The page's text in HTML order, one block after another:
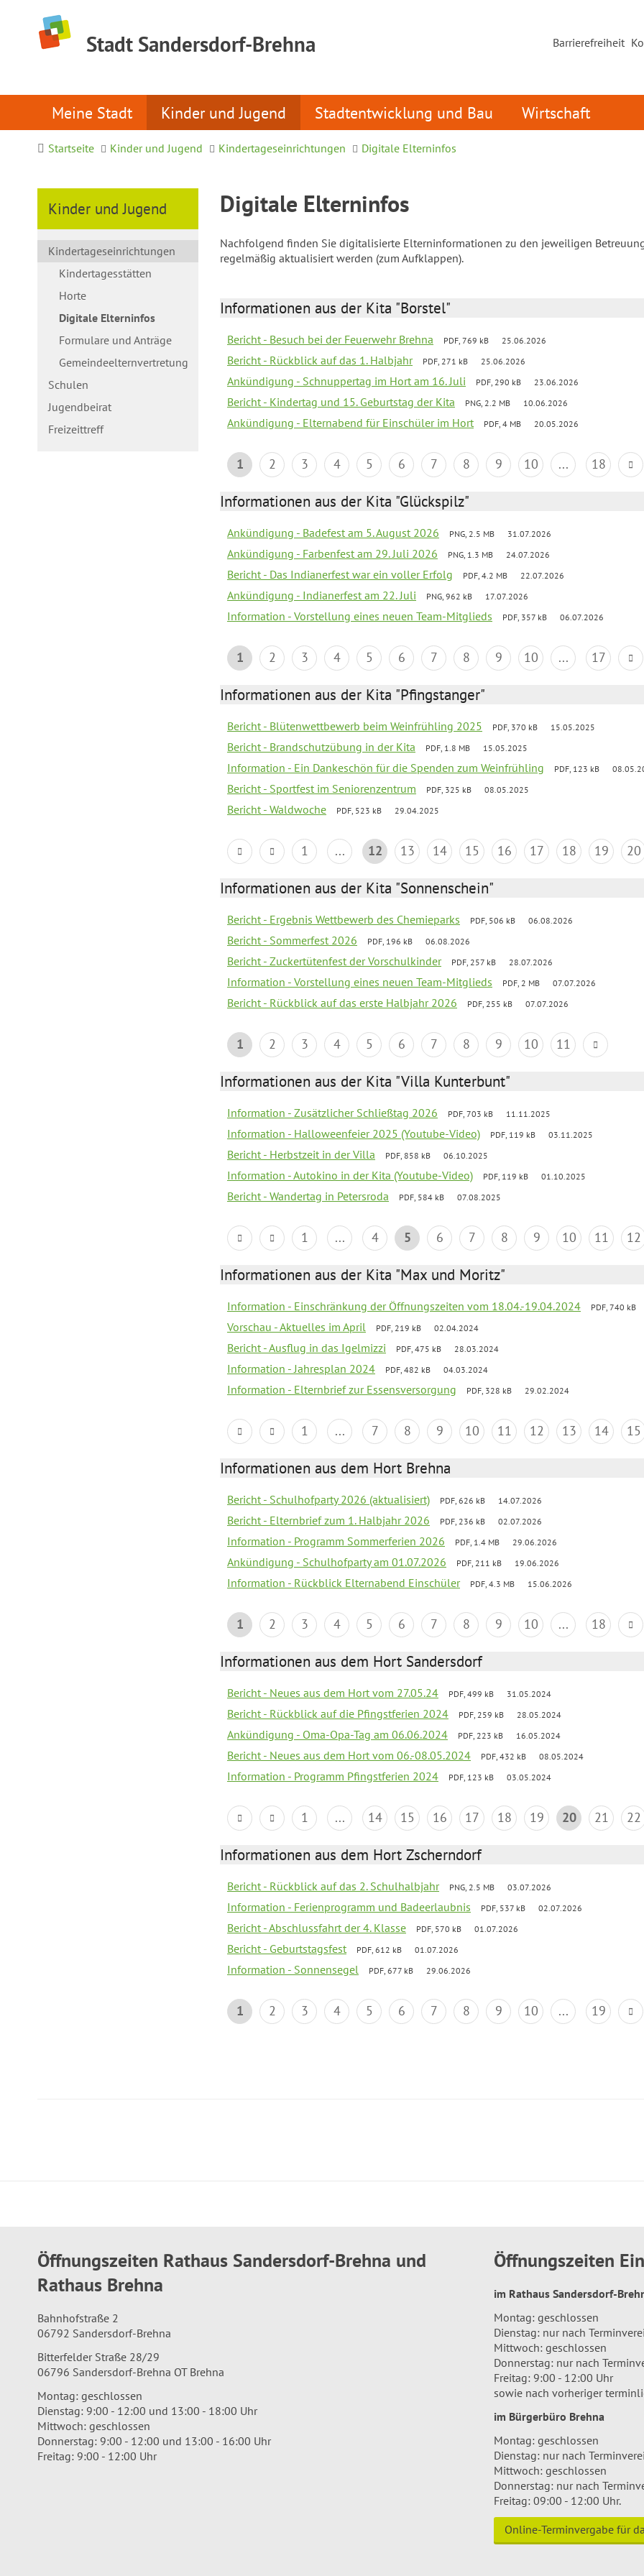
Stadt Sandersdorf-Brehna Barrierefreiheit
Meine Stadt Kinder und Jugend Stadtentwicklung und Bau Wirtschaft
Startseite Kinder und Jugend Kindertageseinrichtungen Digitale Elterninfos
Kinder und Jugend
Kindertageseinrichtungen
Kindertagesstätten
Horte
Digitale Elterninfos
Formulare und Anträge
Gemeindeelternvertretung
Schulen
Jugendbeirat
Freizeittreff
Digitale Elterninfos
Nachfolgend finden Sie digitalisierte Elterninformationen zu den jeweiligen
regelmäßig aktualisiert werden (zum Aufklappen).
Informationen aus der Kita "Borstel"
Bericht - Besuch bei der Feuerwehr Brehna PDF, 769 kB 25.06.2026
Bericht - Rückblick auf das 1. Halbjahr PDF, 271 kB 25.06.2026
Ankündigung - Schnuppertag im Hort am 16. Juli PDF, 290 kB 23.06.2026
Bericht - Kindertag und 15. Geburtstag der Kita PNG, 2.2 MB 10.06.2026
Ankündigung - Elternabend für Einschüler im Hort PDF, 4 MB 20.05.2026
1 2 3 4 5 6 7 8 9 10 ... 18
Informationen aus der Kita "Glückspilz"
Ankündigung - Badefest am 5. August 2026 PNG, 2.5 MB 31.07.2026
Ankündigung - Farbenfest am 29. Juli 2026 PNG, 1.3 MB 24.07.2026
Bericht - Das Indianerfest war ein voller Erfolg PDF, 4.2 MB 22.07.2026
Ankündigung - Indianerfest am 22. Juli PNG, 962 kB 17.07.2026
Information - Vorstellung eines neuen Team-Mitglieds PDF, 357 kB 06.07.2026
1 2 3 4 5 6 7 8 9 10 ... 17
Informationen aus der Kita "Pfingstanger"
Bericht - Blütenwettbewerb beim Weinfrühling 2025 PDF, 370 kB 15.05.2025
Bericht - Brandschutzübung in der Kita PDF, 1.8 MB 15.05.2025
Information - Ein Dankeschön für die Spenden zum Weinfrühling PDF, 123 kB
Bericht - Sportfest im Seniorenzentrum PDF, 325 kB 08.05.2025
Bericht - Waldwoche PDF, 523 kB 29.04.2025
1 ... 12 13 14 15 16 17 18 19 20
Informationen aus der Kita "Sonnenschein"
Bericht - Ergebnis Wettbewerb des Chemieparks PDF, 506 kB 06.08.2026
Bericht - Sommerfest 2026 PDF, 196 kB 06.08.2026
Bericht - Zuckertütenfest der Vorschulkinder PDF, 257 kB 28.07.2026
Information - Vorstellung eines neuen Team-Mitglieds PDF, 2 MB 07.07.2026
Bericht - Rückblick auf das erste Halbjahr 2026 PDF, 255 kB 07.07.2026
1 2 3 4 5 6 7 8 9 10 11
Informationen aus der Kita "Villa Kunterbunt"
Information - Zusätzlicher Schließtag 2026 PDF, 703 kB 11.11.2025
Information - Halloweenfeier 2025 (Youtube-Video) PDF, 119 kB 03.11.2025
Bericht - Herbstzeit in der Villa PDF, 858 kB 06.10.2025
Information - Autokino in der Kita (Youtube-Video) PDF, 119 kB 01.10.2025
Bericht - Wandertag in Petersroda PDF, 584 kB 07.08.2025
1 ... 4 5 6 7 8 9 10 11 12
Informationen aus der Kita "Max und Moritz"
Information - Einschränkung der Öffnungszeiten vom 18.04.-19.04.2024 PDF, 740 kB
Vorschau - Aktuelles im April PDF, 219 kB 02.04.2024
Bericht - Ausflug in das Igelmizzi PDF, 475 kB 28.03.2024
Information - Jahresplan 2024 PDF, 482 kB 04.03.2024
Information - Elternbrief zur Essensversorgung PDF, 328 kB 29.02.2024
1 ... 7 8 9 10 11 12 13 14 15
Informationen aus dem Hort Brehna
Bericht - Schulhofparty 2026 (aktualisiert) PDF, 626 kB 14.07.2026
Bericht - Elternbrief zum 1. Halbjahr 2026 PDF, 236 kB 02.07.2026
Information - Programm Sommerferien 2026 PDF, 1.4 MB 29.06.2026
Ankündigung - Schulhofparty am 01.07.2026 PDF, 211 kB 19.06.2026
Information - Rückblick Elternabend Einschüler PDF, 4.3 MB 15.06.2026
1 2 3 4 5 6 7 8 9 10 ... 18
Informationen aus dem Hort Sandersdorf
Bericht - Neues aus dem Hort vom 27.05.24 PDF, 499 kB 31.05.2024
Bericht - Rückblick auf die Pfingstferien 2024 PDF, 259 kB 28.05.2024
Ankündigung - Oma-Opa-Tag am 06.06.2024 PDF, 223 kB 16.05.2024
Bericht - Neues aus dem Hort vom 06.-08.05.2024 PDF, 432 kB 08.05.2024
Information - Programm Pfingstferien 2024 PDF, 123 kB 03.05.2024
1 ... 14 15 16 17 18 19 20 21 22
Informationen aus dem Hort Zscherndorf
Bericht - Rückblick auf das 2. Schulhalbjahr PNG, 2.5 MB 03.07.2026
Information - Ferienprogramm und Badeerlaubnis PDF, 537 kB 02.07.2026
Bericht - Abschlussfahrt der 4. Klasse PDF, 570 kB 01.07.2026
Bericht - Geburtstagsfest PDF, 612 kB 01.07.2026
Information - Sonnensegel PDF, 677 kB 29.06.2026
1 2 3 4 5 6 7 8 9 10 ... 19
Öffnungszeiten Rathaus Sandersdorf-Brehna und
Rathaus Brehna
Bahnhofstraße 2
06792 Sandersdorf-Brehna
Bitterfelder Straße 28/29
06796 Sandersdorf-Brehna OT Brehna
Montag: geschlossen
Dienstag: 9:00 - 12:00 und 13:00 - 18:00 Uhr
Mittwoch: geschlossen
Donnerstag: 9:00 - 12:00 und 13:00 - 16:00 Uhr
Freitag: 9:00 - 12:00 Uhr
Öffnungszeiten
im Rathaus Sandersdorf-
Montag: geschlossen
Dienstag: nur nach
Mittwoch: geschlossen
Donnerstag: nur nach
Freitag: 9:00 - 12:00 Uhr
sowie nach vorheriger
im Bürgerbüro Brehna
Montag: geschlossen
Dienstag: nur nach
Mittwoch: geschlossen
Donnerstag: nur nach
Freitag: 09:00 - 12:00 Uhr.
Online-Terminvergabe für